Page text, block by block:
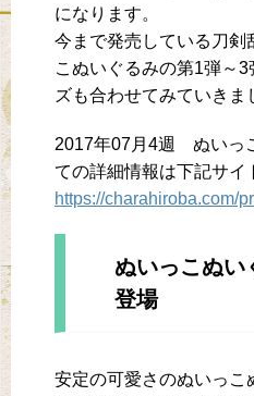
になります。
今まで発売している刀剣
こぬいぐるみの第1弾～
ズも合わせてみていきま
2017年07月4週 ぬいっ
ての詳細情報は下記サイ
https://charahiroba.com/
ぬいっこぬい
登場
安定の可愛さのぬいっこ